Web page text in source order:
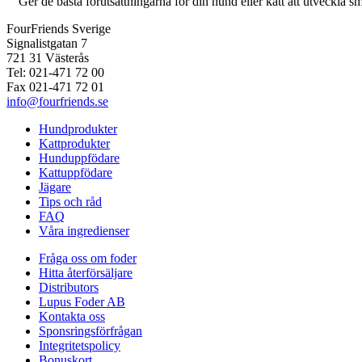
FourFriends Sverige
Signalistgatan 7
721 31 Västerås
Tel: 021-471 72 00
Fax 021-471 72 01
info@fourfriends.se
Hundprodukter
Kattprodukter
Hunduppfödare
Kattuppfödare
Jägare
Tips och råd
FAQ
Våra ingredienser
Fråga oss om foder
Hitta återförsäljare
Distributors
Lupus Foder AB
Kontakta oss
Sponsringsförfrågan
Integritetspolicy